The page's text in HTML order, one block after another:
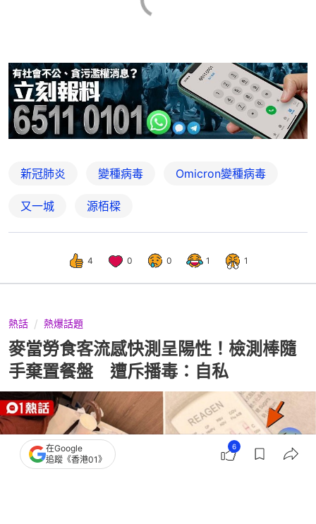
新冠肺炎 變種病毒 Omicron變種病毒
又一城 源栢樑
4 0 0 1 1
熱話 熱爆話題
麥當勞食客流感快測呈陽性！檢測棒隨
手棄置餐盤 遭斥播毒：自私
在Google
追蹤《香港01》
6